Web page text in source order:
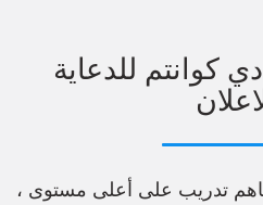
كوانتم للدعاية
تدريب على أعلى مستوى ،